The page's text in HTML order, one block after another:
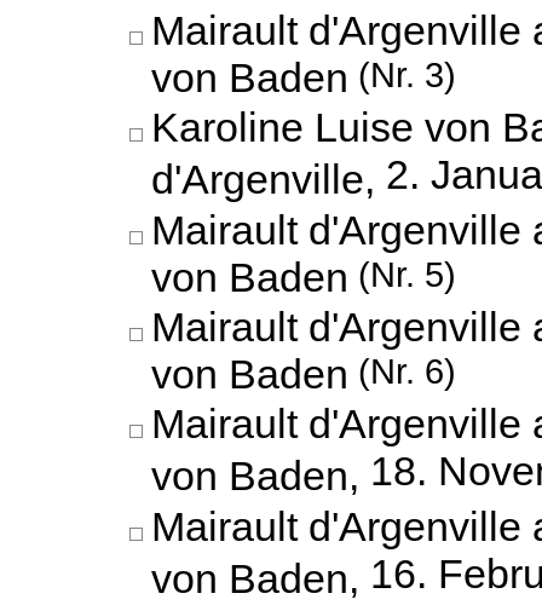
Mairault d'Argenville
von Baden (Nr. 3)
Karoline Luise von
d'Argenville, 2.
Mairault d'Argenville
von Baden (Nr. 5)
Mairault d'Argenville
von Baden (Nr. 6)
Mairault d'Argenville
von Baden, 18.
Mairault d'Argenville
von Baden, 16.